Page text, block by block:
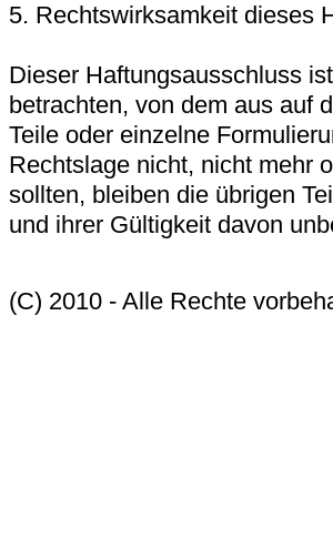
5. Rechtswirksamkeit dieses
Dieser Haftungsausschluss
betrachten, von dem aus auf
Teile oder einzelne
Rechtslage nicht, nicht mehr
sollten, bleiben die übrigen
und ihrer Gültigkeit davon
(C) 2010 - Alle Rechte